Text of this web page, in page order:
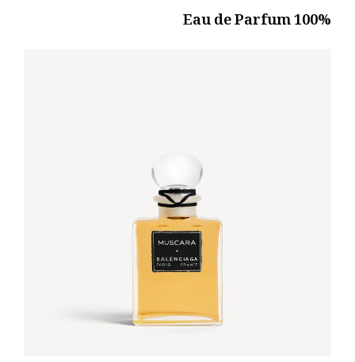
100% Eau de Parfum